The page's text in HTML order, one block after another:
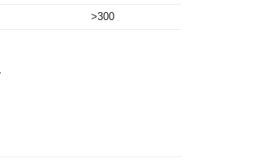
>300